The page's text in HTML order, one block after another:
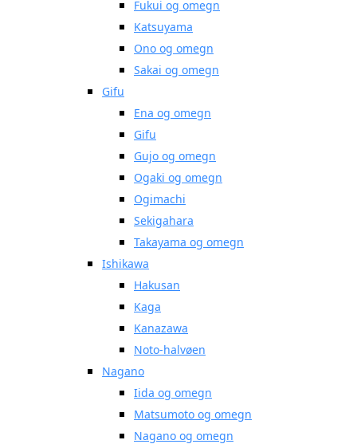
Fukui og omegn
Katsuyama
Ono og omegn
Sakai og omegn
Gifu
Ena og omegn
Gifu
Gujo og omegn
Ogaki og omegn
Ogimachi
Sekigahara
Takayama og omegn
Ishikawa
Hakusan
Kaga
Kanazawa
Noto-halvøen
Nagano
Iida og omegn
Matsumoto og omegn
Nagano og omegn